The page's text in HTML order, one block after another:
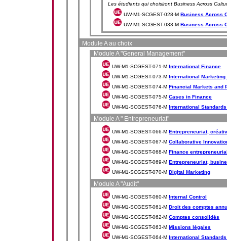
Les étudiants qui choisiront Business Across
UW-M1-SCGEST-028-MBusiness Across
UW-M1-SCGEST-033-MBusiness Across
Module A au choix
Module A "General Management"
UW-M1-SCGEST-071-MInternational Finance
UW-M1-SCGEST-073-MInternational Marketing
UW-M1-SCGEST-074-MFinancial Markets and
UW-M1-SCGEST-075-MCases in Finance
UW-M1-SCGEST-076-MInternational
Module A " Entrepreneuriat"
UW-M1-SCGEST-066-MEntrepreneuriat,
UW-M1-SCGEST-067-MCollaborative
UW-M1-SCGEST-068-MFinance
UW-M1-SCGEST-069-MEntrepreneuriat,
UW-M1-SCGEST-070-MDigital Marketing
Module A "Audit"
UW-M1-SCGEST-060-MInternal Control
UW-M1-SCGEST-061-MDroit des comptes
UW-M1-SCGEST-062-MComptes consolidés
UW-M1-SCGEST-063-MMissions légales
UW-M1-SCGEST-064-MInternational